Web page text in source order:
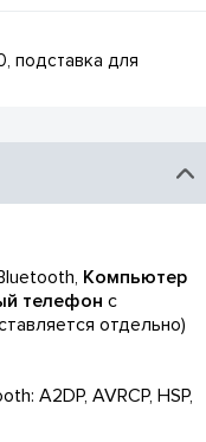
подставка для
Компьютер
телефон с
отдельно)
A2DP, AVRCP, HSP,